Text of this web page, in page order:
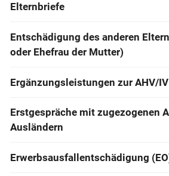
Elternbriefe
Entschädigung des anderen
oder Ehefrau der Mutter)
Ergänzungsleistungen zur AHV/IV
Erstgespräche mit zugezogenen
Ausländern
Erwerbsausfallentschädigung